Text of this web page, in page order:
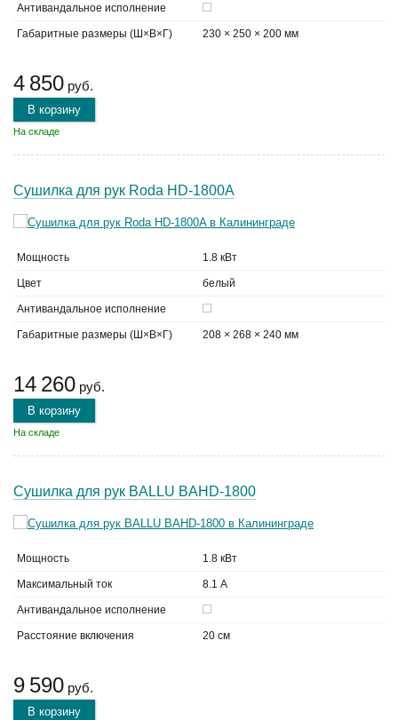
Антивандальное исполнение
Габаритные размеры (Ш×В×Г) 230 × 250 × 200 мм
4 850 руб.
В корзину
На складе
Сушилка для рук Roda HD-1800A
Мощность 1.8 кВт
Цвет белый
Антивандальное исполнение
Габаритные размеры (Ш×В×Г) 208 × 268 × 240 мм
14 260 руб.
В корзину
На складе
Сушилка для рук BALLU BAHD-1800
Мощность 1.8 кВт
Максимальный ток 8.1 А
Антивандальное исполнение
Расстояние включения 20 см
9 590 руб.
В корзину